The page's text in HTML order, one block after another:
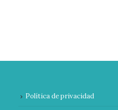
Política de privacidad